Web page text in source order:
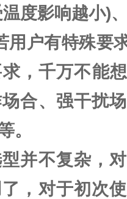
度影响越小)
用户有特殊要
，千万不能
合、强干扰
。
并不复杂，
，对于初次